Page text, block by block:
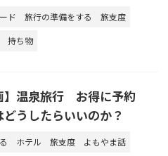
ド 旅行の準備をする
旅支度
持ち物
】温泉旅行 お得に予約
うしたらいいのか？
ホテル 旅支度 よもやま話